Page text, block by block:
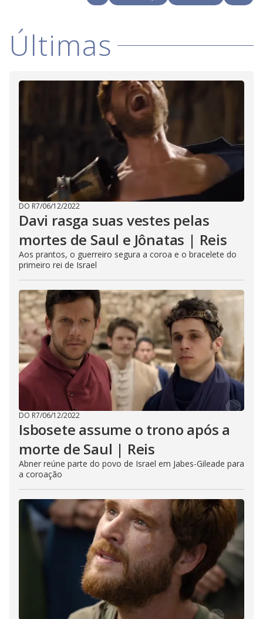
i
d
e
o
Últimas
DO R7/06/12/2022
Davi rasga suas vestes pelas
mortes de Saul e Jônatas | Reis
Aos prantos, o guerreiro segura a coroa e o bracelete do
primeiro rei de Israel
DO R7/06/12/2022
Isbosete assume o trono após a
morte de Saul | Reis
Abner reúne parte do povo de Israel em Jabes-Gileade para
a coroação